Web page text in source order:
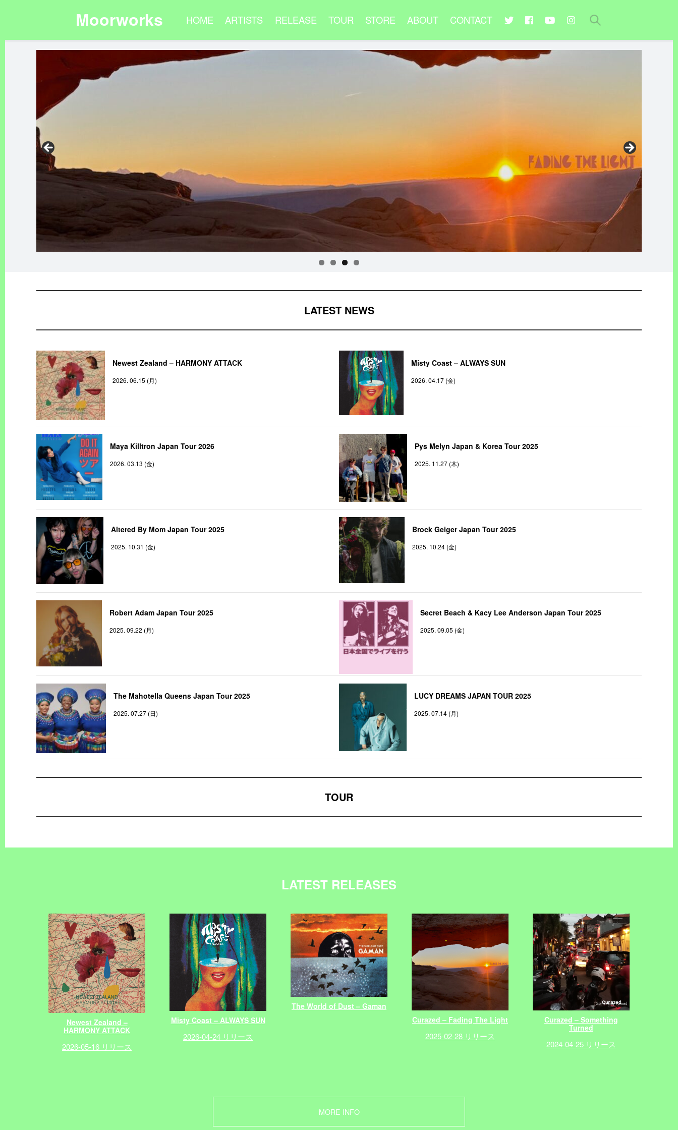
Moorworks HOME ARTISTS RELEASE TOUR STORE ABOUT CONTACT
LATEST NEWS
Newest Zealand – HARMONY ATTACK
2026. 06.15 (月)
Misty Coast – ALWAYS SUN
2026. 04.17 (金)
Maya Killtron Japan Tour 2026
2026. 03.13 (金)
Pys Melyn Japan & Korea Tour 2025
2025. 11.27 (木)
Altered By Mom Japan Tour 2025
2025. 10.31 (金)
Brock Geiger Japan Tour 2025
2025. 10.24 (金)
Robert Adam Japan Tour 2025
2025. 09.22 (月)
Secret Beach & Kacy Lee Anderson Japan Tour 2025
2025. 09.05 (金)
The Mahotella Queens Japan Tour 2025
2025. 07.27 (日)
LUCY DREAMS JAPAN TOUR 2025
2025. 07.14 (月)
TOUR
LATEST RELEASES
Newest Zealand –
HARMONY ATTACK
2026-05-16 リリース
Misty Coast – ALWAYS SUN
2026-04-24 リリース
The World of Dust – Gaman
Curazed – Fading The Light
2025-02-28 リリース
Curazed – Something
Turned
2024-04-25 リリース
MORE INFO